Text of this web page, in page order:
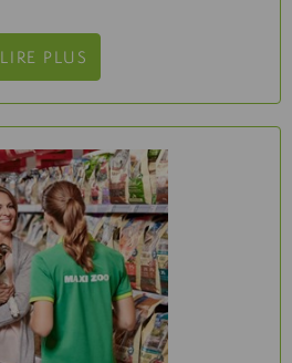
LIRE PLUS